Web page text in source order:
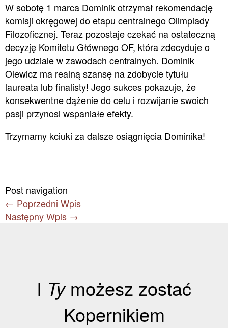
W sobotę 1 marca Dominik otrzymał rekomendację
komisji okręgowej do etapu centralnego Olimpiady
Filozoficznej. Teraz pozostaje czekać na ostateczną
decyzję Komitetu Głównego OF, która zdecyduje o
jego udziale w zawodach centralnych. Dominik
Olewicz ma realną szansę na zdobycie tytułu
laureata lub finalisty! Jego sukces pokazuje, że
konsekwentne dążenie do celu i rozwijanie swoich
pasji przynosi wspaniałe efekty.
Trzymamy kciuki za dalsze osiągnięcia Dominika!
Post navigation
← Poprzedni Wpis
Następny Wpis →
I Tymożesz zostać
Kopernikiem